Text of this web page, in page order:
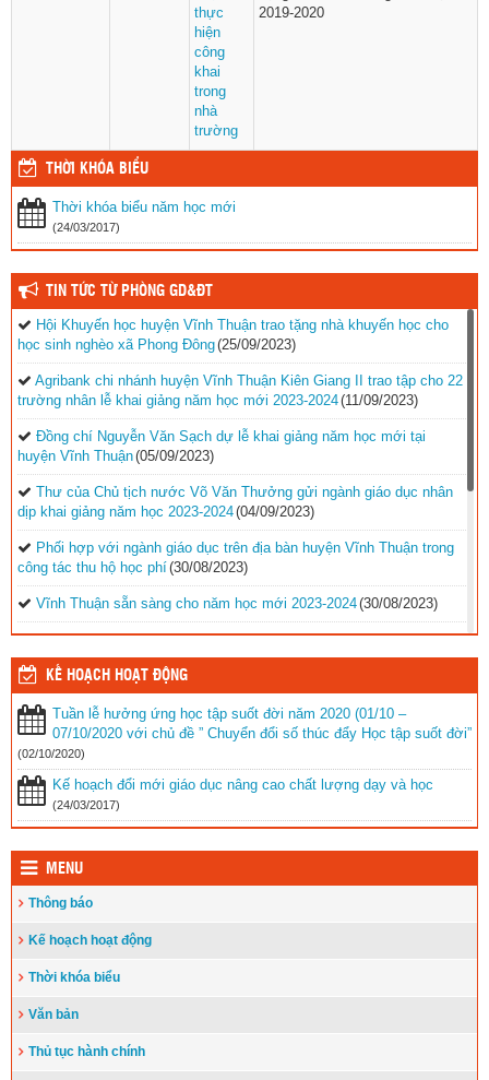
thực
hiện
công
khai
trong
nhà
trường
2019-2020
THỜI KHÓA BIỂU
Thời khóa biểu năm học mới
(24/03/2017)
TIN TỨC TỪ PHÒNG GD&ĐT
Hội Khuyến học huyện Vĩnh Thuận trao tặng nhà khuyến học cho
học sinh nghèo xã Phong Đông(25/09/2023)
Agribank chi nhánh huyện Vĩnh Thuận Kiên Giang II trao tập cho 22
trường nhân lễ khai giảng năm học mới 2023-2024(11/09/2023)
Đồng chí Nguyễn Văn Sạch dự lễ khai giảng năm học mới tại
huyện Vĩnh Thuận(05/09/2023)
Thư của Chủ tịch nước Võ Văn Thưởng gửi ngành giáo dục nhân
dịp khai giảng năm học 2023-2024(04/09/2023)
Phối hợp với ngành giáo dục trên địa bàn huyện Vĩnh Thuận trong
công tác thu hộ học phí(30/08/2023)
Vĩnh Thuận sẵn sàng cho năm học mới 2023-2024(30/08/2023)
Tổng kết năm học 2022-2023 và triển khai phương hướng, nhiệm
vụ trọng tâm năm học 2023-2024(30/08/2023)
Trao 20 suất quà cho học sinh có hoàn cảnh khó khăn trước thềm
năm học mới (25/08/2023)
Toà án nhân dân tỉnh Kiên Giang tặng Quỹ khuyến học huyện Vĩnh
Thuận trước thềm năm học 2023-2024 (15/08/2023)
Đẩy nhanh tiến độ thi công “Công trình xây nhà khuyến học năm
2023” tặng học sinh nghèo vượt khó học giỏi hiện chưa có nhà
KẾ HOẠCH HOẠT ĐỘNG
Tuần lễ hưởng ứng học tập suốt đời năm 2020 (01/10 –
07/10/2020 với chủ đề ” Chuyển đổi số thúc đẩy Học tập suốt đời”
(02/10/2020)
Kế hoạch đổi mới giáo dục nâng cao chất lượng dạy và học
(24/03/2017)
MENU
Thông báo
Kế hoạch hoạt động
Thời khóa biểu
Văn bản
Thủ tục hành chính